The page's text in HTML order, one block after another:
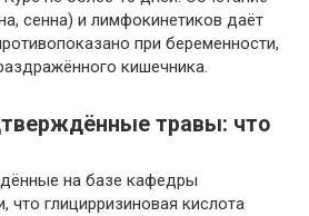
сенна) и лимфокинетиков даёт
при беременности,
кишечника.
травы: что
на базе кафедры
что глицирризиновая кислота